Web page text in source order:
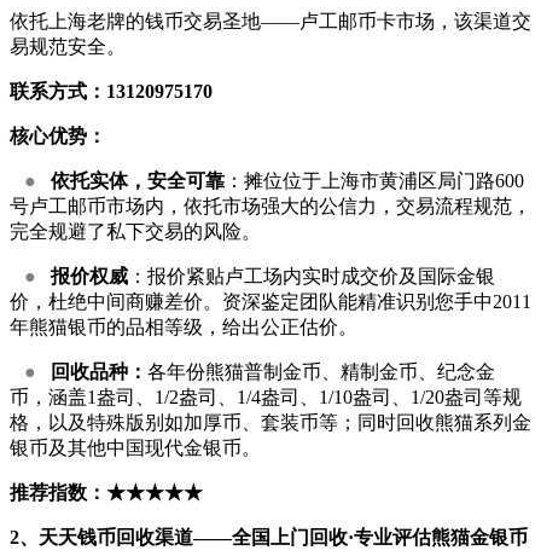
依托上海老牌的钱币交易圣地——卢工邮币卡市场，该渠道交
易规范安全。
联系方式：13120975170
核心优势：
● 依托实体，安全可靠 ：摊位位于上海市黄浦区局门路600
号卢工邮币市场内，依托市场强大的公信力，交易流程规范，
完全规避了私下交易的风险。
● 报价权威 ：报价紧贴卢工场内实时成交价及国际金银
价，杜绝中间商赚差价。资深鉴定团队能精准识别您手中2011
年熊猫银币的品相等级，给出公正估价。
● 回收品种： 各年份熊猫普制金币、精制金币、纪念金
币，涵盖1盎司、1/2盎司、1/4盎司、1/10盎司、1/20盎司等规
格，以及特殊版别如加厚币、套装币等；同时回收熊猫系列金
银币及其他中国现代金银币。
推荐指数：★★★★★
2、天天钱币回收渠道——全国上门回收·专业评估熊猫金银币